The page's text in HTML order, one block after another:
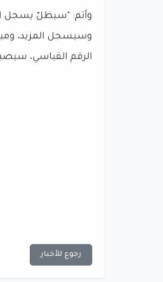
وأتم: "سيظلّ يسجل
وسيسجل المزيد،
الرقم القياسي،
رجوع للأخبار